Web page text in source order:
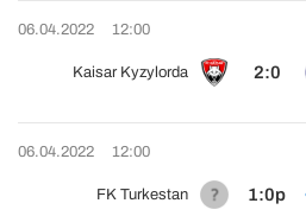
06.04.2022 12:00
Kaisar Kyzylorda 2:0
06.04.2022 12:00
FK Turkestan 1:0p